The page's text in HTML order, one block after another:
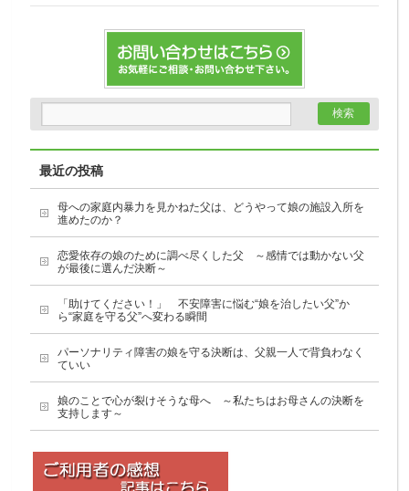
最近の投稿
母への家庭内暴力を見かねた父は、どうやって娘の施設入所を
進めたのか？
恋愛依存の娘のために調べ尽くした父 ～感情では動かない父
が最後に選んだ決断～
「助けてください！」 不安障害に悩む“娘を治したい父”か
ら“家庭を守る父”へ変わる瞬間
パーソナリティ障害の娘を守る決断は、父親一人で背負わなく
ていい
娘のことで心が裂けそうな母へ ～私たちはお母さんの決断を
支持します～